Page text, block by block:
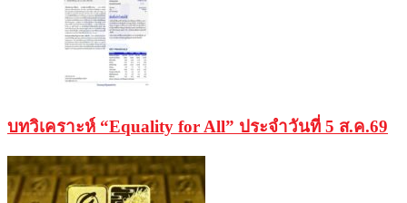
บทวิเคราะห์ “Equality for All” ประจำวันที่ 5 ส.ค.69